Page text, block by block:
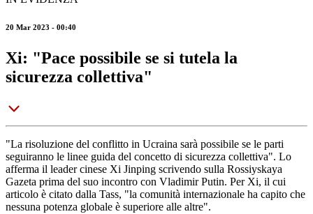
20 Mar 2023 - 00:40
Xi: "Pace possibile se si tutela la
sicurezza collettiva"
"La risoluzione del conflitto in Ucraina sarà possibile se le parti
seguiranno le linee guida del concetto di sicurezza collettiva". Lo
afferma il leader cinese Xi Jinping scrivendo sulla Rossiyskaya
Gazeta prima del suo incontro con Vladimir Putin. Per Xi, il cui
articolo è citato dalla Tass, "la comunità internazionale ha capito che
nessuna potenza globale è superiore alle altre".